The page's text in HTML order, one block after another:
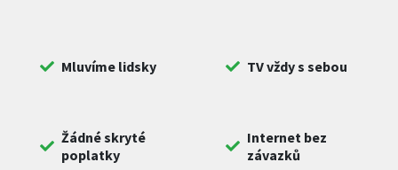
Mluvíme lidsky TV vždy s sebou
Žádné skryté
poplatky
Internet bez
závazků